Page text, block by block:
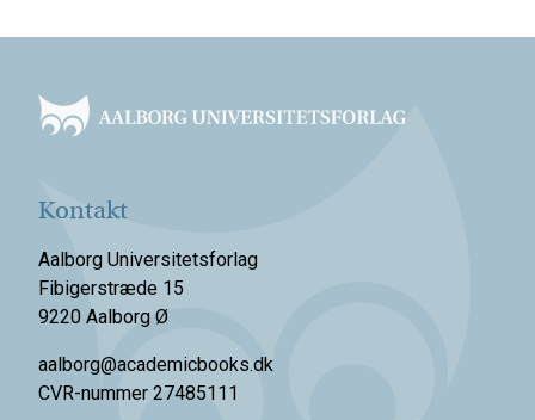
Kontakt
Aalborg Universitetsforlag
Fibigerstræde 15
9220 Aalborg Ø
aalborg@academicbooks.dk
CVR-nummer 27485111